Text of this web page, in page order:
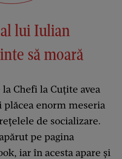
lui Iulian
să moară
Chefi la Cuțite avea
plăcea enorm meseria
de socializare.
pe pagina
iar în acesta apare și